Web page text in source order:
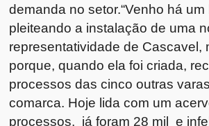
demanda no setor.“Venho há
pleiteando a instalação de uma
representatividade de Cascavel,
porque, quando ela foi criada,
processos das cinco outras
comarca. Hoje lida com um
processos, já foram 28 mil e